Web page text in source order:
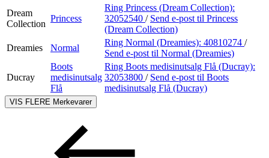
Dream
Collection
Princess
Ring Princess (Dream Collection):
32052540 / Send e-post til Princess
(Dream Collection)
Dreamies
Normal
Ring Normal (Dreamies): 40810274 /
Send e-post til Normal (Dreamies)
Ducray
Boots
medisinutsalg
Flå
Ring Boots medisinutsalg Flå (Ducray):
32053800 / Send e-post til Boots
medisinutsalg Flå (Ducray)
VIS FLERE Merkevarer